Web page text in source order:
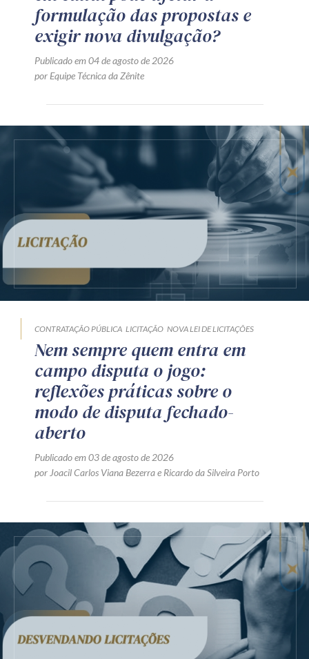
formulação das propostas e
exigir nova divulgação?
Publicado em 04 de agosto de 2026
por Equipe Técnica da Zênite
CONTRATAÇÃO PÚBLICA LICITAÇÃO NOVA LEI DE LICITAÇÕES
Nem sempre quem entra em
campo disputa o jogo:
reflexões práticas sobre o
modo de disputa fechado-
aberto
Publicado em 03 de agosto de 2026
por Joacil Carlos Viana Bezerrae Ricardo da Silveira Porto